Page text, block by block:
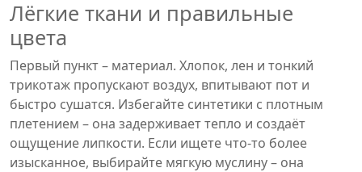
Лёгкие ткани и правильные
цвета
Первый пункт – материал. Хлопок, лен и тонкий
трикотаж пропускают воздух, впитывают пот и
быстро сушатся. Избегайте синтетики с плотным
плетением – она задерживает тепло и создаёт
ощущение липкости. Если ищете что‑то более
изысканное, выбирайте мягкую муслину – она